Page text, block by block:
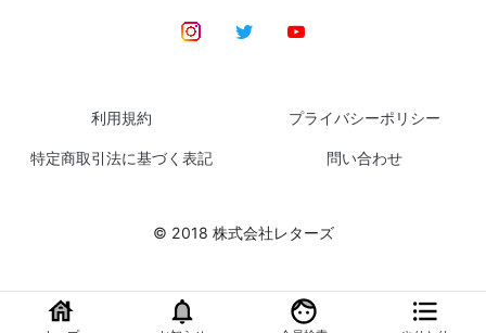
利用規約 プライバシーポリシー
特定商取引法に基づく表記 問い合わせ
© 2018 株式会社レターズ